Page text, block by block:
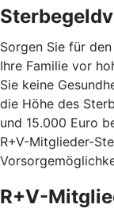
Sorgen Sie für
Ihre Familie vor
Sie keine
die Höhe des
und 15.000 Euro
R+V-Mitglieder-
R+V-